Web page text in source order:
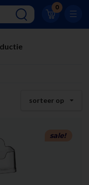
0
8.9
8.9
sorteer op
sale!